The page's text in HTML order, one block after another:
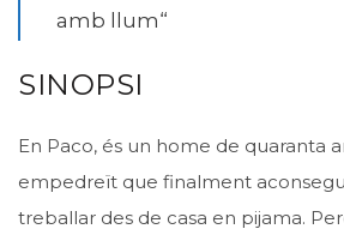
amb
llum“
SINOPSI
En Paco, és un home de quaranta
empedreït que finalment
treballar des de casa en pijama.